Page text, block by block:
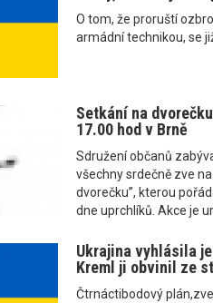
O tom, že proruští
armádní technikou, se
Setkání na
17.00 hod v Brně
Sdružení občanů
všechny srdečně zve
dvorečku”, kterou
dne uprchlíků. Akce je
Ukrajina vyhlásila
Kreml ji obvinil ze
Čtrnáctibodový